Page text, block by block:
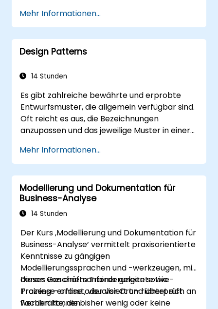
Prozessinformationen
Implementierung optimierter
Prozessabläufe für personenintensive
Prozesse
Prozessdefinitionen und Aufteilung in
Mehr Informationen...
Design Patterns
14 Stunden
Es gibt zahlreiche bewährte und erprobte
Entwurfsmuster, die allgemein verfügbar sind.
Oft reicht es aus, die Bezeichnungen
anzupassen und das jeweilige Muster in einer
Dadurch lassen sich hunderte Arbeitsstunden
einsparen, die sonst für Entwurf und
Testarbeit aufgewendet werden müssten.
Lernziele Dieser Kurs verfolgt zwei Ziele:
Erstens ermöglicht er es Ihnen, bekannte
Entwurfsmuster wiederverwenden zu können;
Muster zu entwickeln und für Ihre
Organisation nutzbar zu machen. Außerdem
vermittelt der Kurs ein Gefühl dafür, wie
Entwurfsmuster Kosten reduzieren, den
Entwurfsprozess systematisieren sowie einen
Code-Framework auf Basis dieser Muster
erzeugen können. Zielgruppe Software-
Mehr Informationen...
Modellierung und Dokumentation für
Business-Analyse
14 Stunden
Der Kurs ‚Modellierung und Dokumentation für
Business-Analyse‘ vermittelt praxisorientierte
Kenntnisse zu gängigen
Modellierungssprachen und -werkzeugen, mit
denen Geschäftsanforderungen sowie
Prozesse erfasst, visualisiert und überprüft
werden können.
Dieses von einem Trainer geleitete Live-
Training – online oder vor Ort – richtet sich an
Fachkräfte, die bisher wenig oder keine